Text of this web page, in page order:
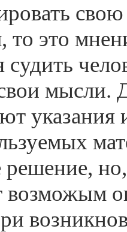
это
мысли.
указания
решение,
возможым